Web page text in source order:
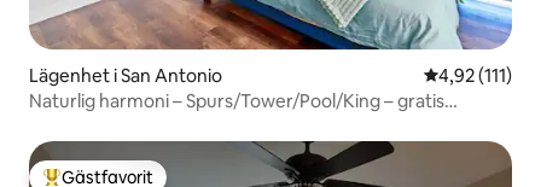
Lägenhet i San Antonio 4,92 av 5 i
4,92 (111)
Naturlig harmoni – Spurs/Tower/Pool/King – gratis
Gästfavorit